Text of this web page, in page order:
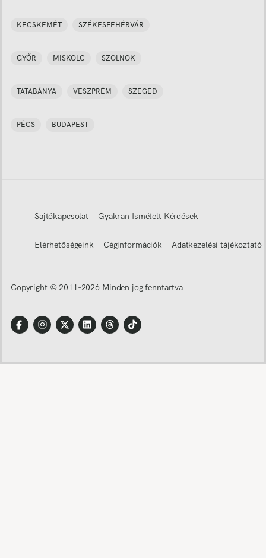
KECSKEMÉT SZÉKESFEHÉRVÁR
GYŐR MISKOLC SZOLNOK
TATABÁNYA VESZPRÉM SZEGED
PÉCS BUDAPEST
Sajtókapcsolat Gyakran Ismételt Kérdések
Elérhetőségeink Céginformációk Adatkezelési tájékoztató
Copyright © 2011-2026 Minden jog fenntartva